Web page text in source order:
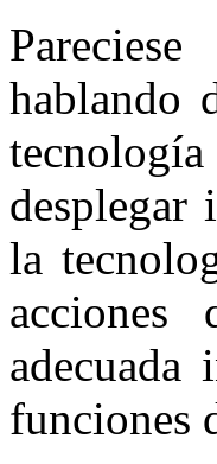
hablando
desplegar
la
acciones
funciones